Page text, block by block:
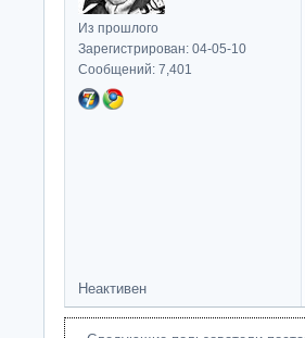
Из прошлого
Зарегистрирован: 04-05-10
Сообщений: 7,401
Неактивен